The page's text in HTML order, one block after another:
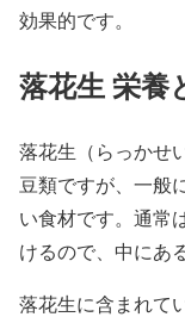
効果的です。
落花生 栄養
落花生（らっかせ
豆類ですが、一般
い食材です。通常
けるので、中にあ
落花生に含まれて